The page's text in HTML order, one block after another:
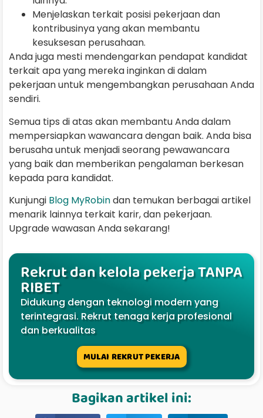
Menjelaskan terkait posisi pekerjaan dan
kontribusinya yang akan membantu
kesuksesan perusahaan.
Anda juga mesti mendengarkan pendapat kandidat
terkait apa yang mereka inginkan di dalam
pekerjaan untuk mengembangkan perusahaan Anda
sendiri.
Semua tips di atas akan membantu Anda dalam
mempersiapkan wawancara dengan baik. Anda bisa
berusaha untuk menjadi seorang pewawancara
yang baik dan memberikan pengalaman berkesan
kepada para kandidat.
Kunjungi Blog MyRobindan temukan berbagai artikel
menarik lainnya terkait karir, dan pekerjaan.
Upgrade wawasan Anda sekarang!
Rekrut dan kelola pekerja TANPA
RIBET
Didukung dengan teknologi modern yang
terintegrasi. Rekrut tenaga kerja profesional
dan berkualitas
MULAI REKRUT PEKERJA
Bagikan artikel ini: